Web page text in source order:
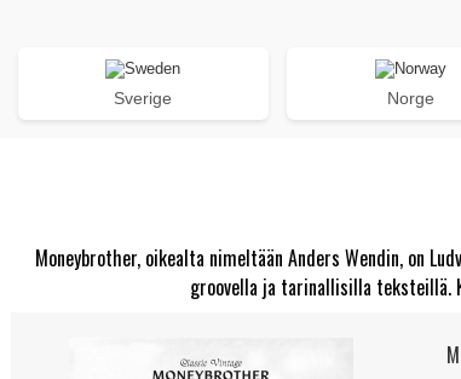
Sverige Norge
Moneybrother, oikealta nimeltään Anders Wendin, on
groovella ja tarinallisilla teksteillä.